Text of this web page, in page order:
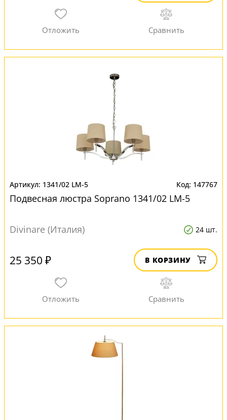
1341/02 LM-5 147767
Подвесная люстра Soprano 1341/02 LM-5
Divinare (Италия) 24 шт.
25 350 ₽ В КОРЗИНУ